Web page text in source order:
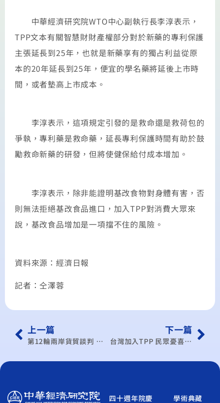
中華經濟研究院WTO中心副執行長李淳表示，
TPP文本有關智慧財財產權部分對於新藥的專利保護
主張延長到25年，也就是新藥享有的獨占利益從原
本的20年延長到25年，便宜的學名藥將延後上市時
間，或者墊高上市成本。
李淳表示，這項規定引發的是救命還是救荷包的
爭執，專利藥是救命藥，延長專利保護時間有助於鼓
勵救命新藥的研發，但將使健保給付成本增加。
李淳表示，除非能證明基改食物對身體有害，否
則無法拒絕基改食品進口，加入TPP對消費大眾來
說，基改食品增加是一項擋不住的風險。
資料來源：經濟日報
記者：仝澤蓉
上一篇
第12輪兩岸貨貿談判 月底舉行
下一篇
台灣加入TPP 民眾憂喜參半
四十週年院慶 學術典藏